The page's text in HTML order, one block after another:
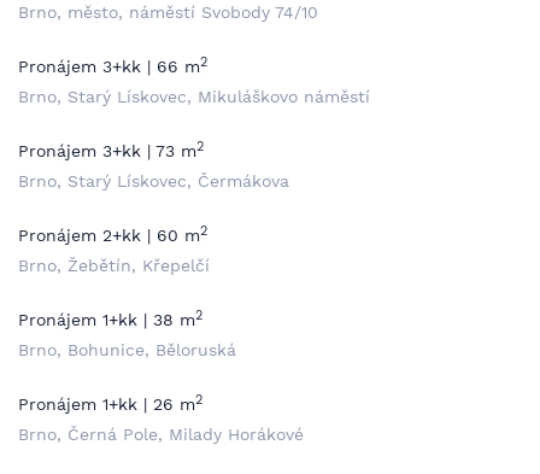
Brno, město, náměstí Svobody 74/10
Pronájem 3+kk | 66 m2
Brno, Starý Lískovec, Mikuláškovo náměstí
Pronájem 3+kk | 73 m2
Brno, Starý Lískovec, Čermákova
Pronájem 2+kk | 60 m2
Brno, Žebětín, Křepelčí
Pronájem 1+kk | 38 m2
Brno, Bohunice, Běloruská
Pronájem 1+kk | 26 m2
Brno, Černá Pole, Milady Horákové